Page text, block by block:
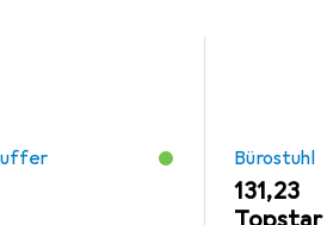
Bürostuhl
EUR
131,23